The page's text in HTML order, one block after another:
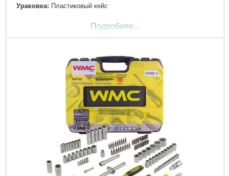
Ураковка: Пластиковый кейс
Подробнее...